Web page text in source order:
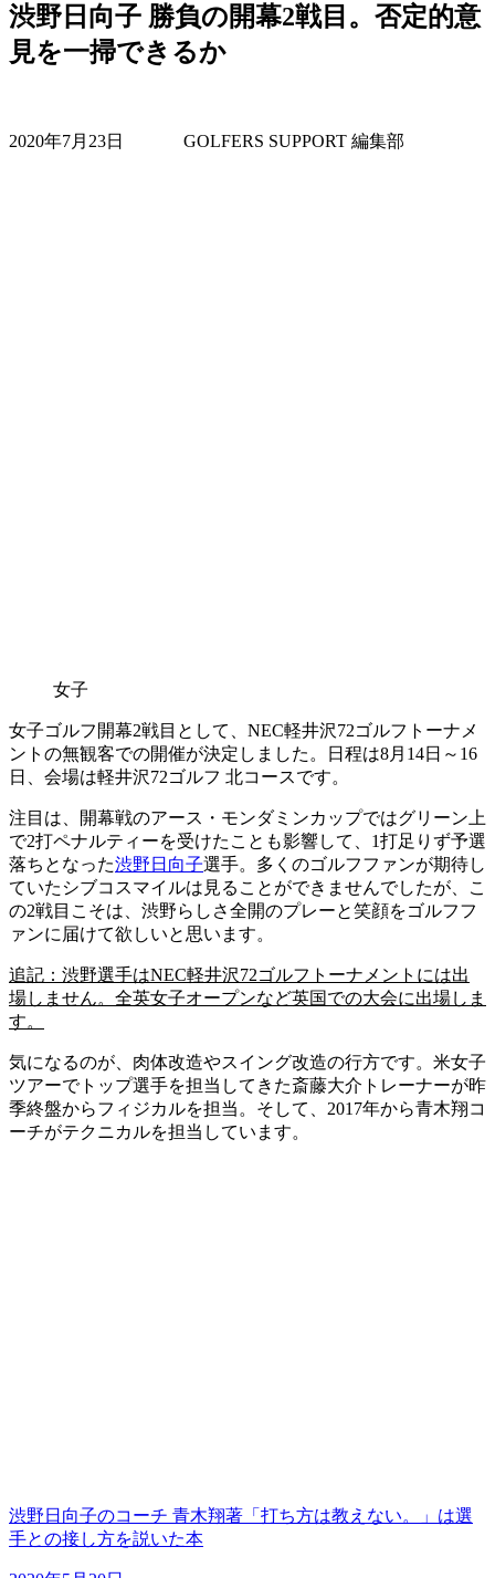
渋野日向子 勝負の開幕2戦目。否定的意
見を一掃できるか
2020年7月23日 GOLFERS SUPPORT 編集部
女子
女子ゴルフ開幕2戦目として、NEC軽井沢72ゴルフトーナメ
ントの無観客での開催が決定しました。日程は8月14日～16
日、会場は軽井沢72ゴルフ 北コースです。
注目は、開幕戦のアース・モンダミンカップではグリーン上
で2打ペナルティーを受けたことも影響して、1打足りず予選
落ちとなった渋野日向子選手。多くのゴルフファンが期待し
ていたシブコスマイルは見ることができませんでしたが、こ
の2戦目こそは、渋野らしさ全開のプレーと笑顔をゴルフフ
ァンに届けて欲しいと思います。
追記：渋野選手はNEC軽井沢72ゴルフトーナメントには出
場しません。全英女子オープンなど英国での大会に出場しま
す。
気になるのが、肉体改造やスイング改造の行方です。米女子
ツアーでトップ選手を担当してきた斎藤大介トレーナーが昨
季終盤からフィジカルを担当。そして、2017年から青木翔コ
ーチがテクニカルを担当しています。
渋野日向子のコーチ 青木翔著「打ち方は教えない。」は選
手との接し方を説いた本